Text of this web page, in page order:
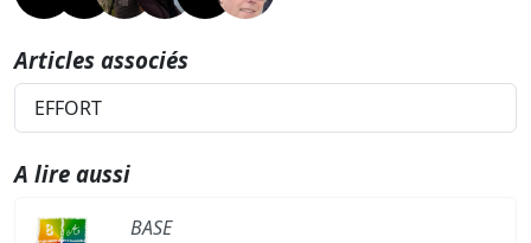
Articles associés
EFFORT
A lire aussi
BASE